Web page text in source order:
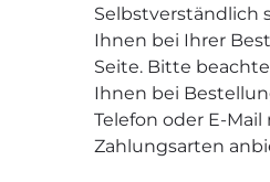
Selbstverständlich
Ihnen bei Ihrer
Seite. Bitte
Ihnen bei
Telefon oder E-Mail
Zahlungsarten